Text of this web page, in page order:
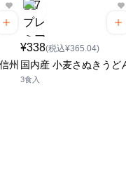
州
¥338(税込¥365.04)
国内産 小麦さぬきうど
3食入